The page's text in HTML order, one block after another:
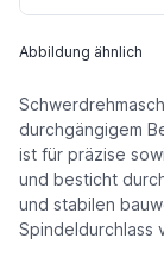
Abbildung ähnlich
durchgängigem
ist für präzise
und besticht
und stabilen
Spindeldurchlass